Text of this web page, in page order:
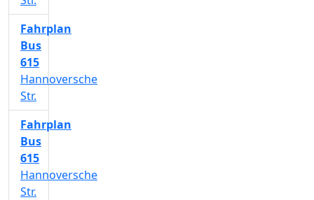
Fahrplan
Bus
615
Hannoversche
Str.
Fahrplan
Bus
615
Hannoversche
Str.